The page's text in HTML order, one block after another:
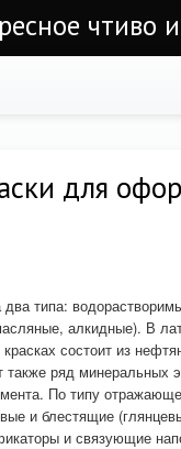
чтиво
для
типа:
алкидные). В
состоит из
ряд минеральных
По типу
и блестящие
и связующие